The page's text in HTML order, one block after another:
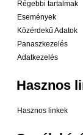
Régebbi tartalmak
Események
Közérdekű Adatok
Panaszkezelés
Adatkezelés
Hasznos
Hasznos linkek